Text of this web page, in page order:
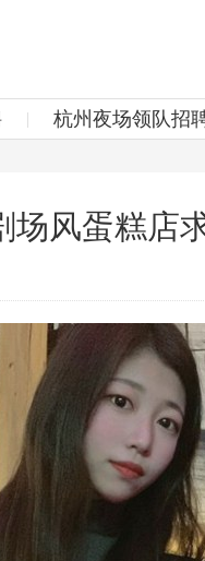
杭州夜场领队招
场风蛋糕店